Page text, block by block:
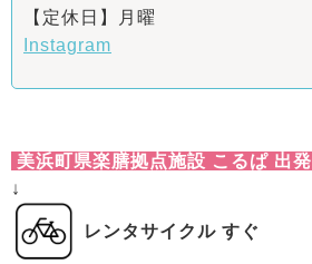
【定休日】月曜
Instagram
美浜町県楽膳拠点施設 こるぱ 出発
↓
レンタサイクル すぐ